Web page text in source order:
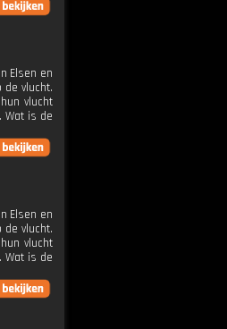
Elsen en
de vlucht.
vlucht
Wat is de
Elsen en
de vlucht.
vlucht
Wat is de